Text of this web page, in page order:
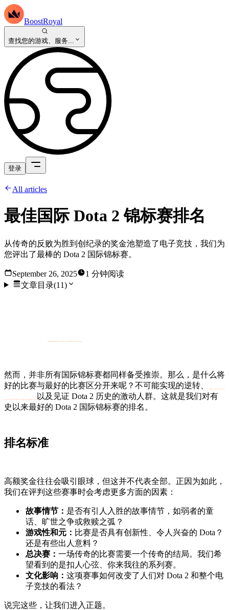
BoostRoyal
查找您的游戏、服务...
登录
All articles
最佳国际 Dota 2 锦标赛排名
从传奇的反败为胜到创纪录的奖金池塑造了电子竞技，我们为
您评出了最棒的 Dota 2 国际锦标赛。
September 26, 2025
1 分钟阅读
文章目录(11)
然而，并非所有国际锦标赛都同样备受推崇。那么，是什么将
好的比赛与最好的比赛区分开来呢？不可能实现的逆转、
以及见证 Dota 2 历史的激动人群。这就是我们对有
史以来最好的 Dota 2 国际锦标赛的排名。
排名标准
高额奖金往往会吸引眼球，但这并不代表全部。正因为如此，
我们在评判这些赛事时会考虑更多方面的因素：
故事情节： 是否有引人入胜的故事情节，如弱者的童
话、旷世之争或救赎之弧？
游戏性和元： 比赛是否具有创新性、令人兴奋的 Dota？
还是有些出人意料？
总决赛： 一场传奇的比赛需要一个传奇的结局。我们希
望看到的是扣人心弦、你来我往的系列赛。
文化影响： 这项赛事如何改变了人们对 Dota 2 和整个电
子竞技的看法？
说完这些，让我们进入正题。